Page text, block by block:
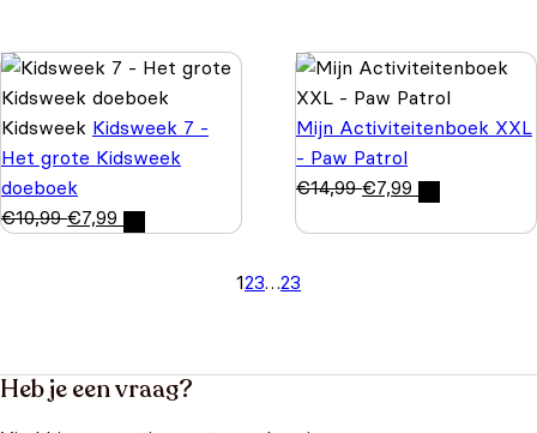
Kidsweek Kidsweek 7 -
Het grote Kidsweek
doeboek
€10,99 €7,99
Mijn Activiteitenboek XXL
- Paw Patrol
€14,99 €7,99
123…23
Heb je een vraag?